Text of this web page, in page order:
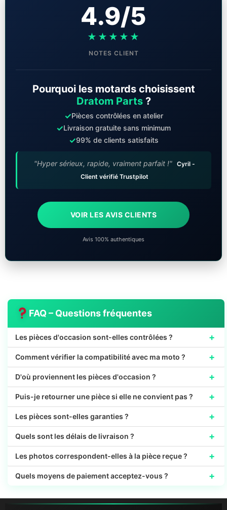
4.9/5
★★★★★
NOTES CLIENT
Pourquoi les motards choisissent
Dratom Parts?
✓Pièces contrôlées en atelier
✓Livraison gratuite sans minimum
✓99% de clients satisfaits
"Hyper sérieux, rapide, vraiment parfait !" Cyril -
Client vérifié Trustpilot
VOIR LES AVIS CLIENTS
Avis 100% authentiques
FAQ – Questions fréquentes
Les pièces d'occasion sont-elles contrôlées ? +
Comment vérifier la compatibilité avec ma moto ? +
D'où proviennent les pièces d'occasion ? +
Puis-je retourner une pièce si elle ne convient pas ? +
Les pièces sont-elles garanties ? +
Quels sont les délais de livraison ? +
Les photos correspondent-elles à la pièce reçue ? +
Quels moyens de paiement acceptez-vous ? +